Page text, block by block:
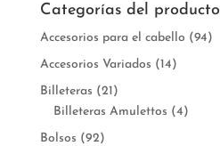
Categorías del producto
Accesorios para el cabello (94)
Accesorios Variados (14)
Billeteras (21)
Billeteras Amulettos (4)
Bolsos (92)